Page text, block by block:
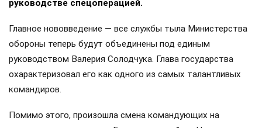
руководстве спецоперацией.
Главное нововведение — все службы тыла Министерства
обороны теперь будут объединены под единым
руководством Валерия Солодчука. Глава государства
охарактеризовал его как одного из самых талантливых
командиров.
Помимо этого, произошла смена командующих на